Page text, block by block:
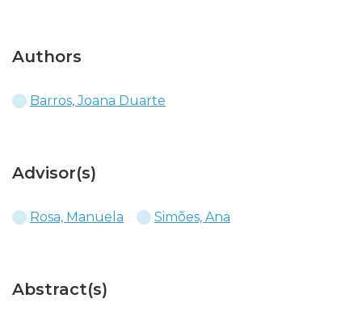
Authors
Barros, Joana Duarte
Advisor(s)
Rosa, Manuela Simões, Ana
Abstract(s)